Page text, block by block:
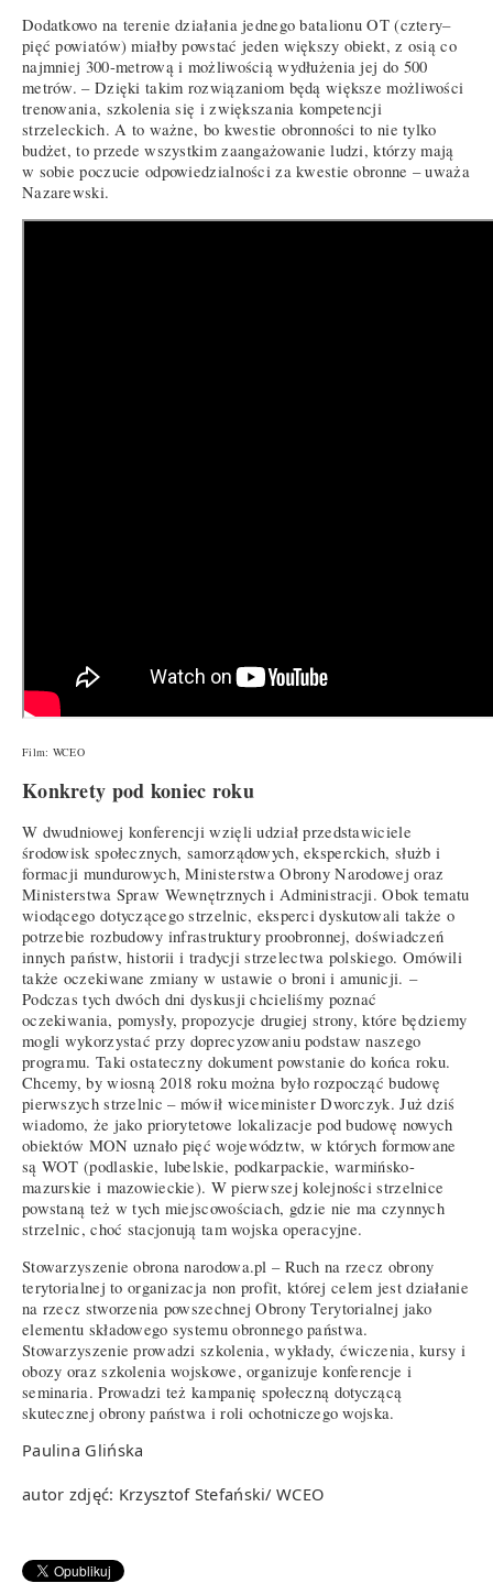
Dodatkowo na terenie działania jednego batalionu OT (cztery–
pięć powiatów) miałby powstać jeden większy obiekt, z osią co
najmniej 300-metrową i możliwością wydłużenia jej do 500
metrów. – Dzięki takim rozwiązaniom będą większe możliwości
trenowania, szkolenia się i zwiększania kompetencji
strzeleckich. A to ważne, bo kwestie obronności to nie tylko
budżet, to przede wszystkim zaangażowanie ludzi, którzy mają
w sobie poczucie odpowiedzialności za kwestie obronne – uważa
Nazarewski.
Film: WCEO
Konkrety pod koniec roku
W dwudniowej konferencji wzięli udział przedstawiciele
środowisk społecznych, samorządowych, eksperckich, służb i
formacji mundurowych, Ministerstwa Obrony Narodowej oraz
Ministerstwa Spraw Wewnętrznych i Administracji. Obok tematu
wiodącego dotyczącego strzelnic, eksperci dyskutowali także o
potrzebie rozbudowy infrastruktury proobronnej, doświadczeń
innych państw, historii i tradycji strzelectwa polskiego. Omówili
także oczekiwane zmiany w ustawie o broni i amunicji. –
Podczas tych dwóch dni dyskusji chcieliśmy poznać
oczekiwania, pomysły, propozycje drugiej strony, które będziemy
mogli wykorzystać przy doprecyzowaniu podstaw naszego
programu. Taki ostateczny dokument powstanie do końca roku.
Chcemy, by wiosną 2018 roku można było rozpocząć budowę
pierwszych strzelnic – mówił wiceminister Dworczyk. Już dziś
wiadomo, że jako priorytetowe lokalizacje pod budowę nowych
obiektów MON uznało pięć województw, w których formowane
są WOT (podlaskie, lubelskie, podkarpackie, warmińsko-
mazurskie i mazowieckie). W pierwszej kolejności strzelnice
powstaną też w tych miejscowościach, gdzie nie ma czynnych
strzelnic, choć stacjonują tam wojska operacyjne.
Stowarzyszenie obrona narodowa.pl – Ruch na rzecz obrony
terytorialnej to organizacja non profit, której celem jest działanie
na rzecz stworzenia powszechnej Obrony Terytorialnej jako
elementu składowego systemu obronnego państwa.
Stowarzyszenie prowadzi szkolenia, wykłady, ćwiczenia, kursy i
obozy oraz szkolenia wojskowe, organizuje konferencje i
seminaria. Prowadzi też kampanię społeczną dotyczącą
skutecznej obrony państwa i roli ochotniczego wojska.
Paulina Glińska
autor zdjęć: Krzysztof Stefański/ WCEO